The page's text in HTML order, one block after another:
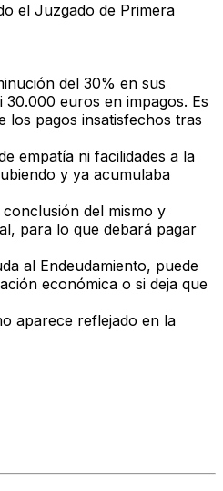
el Juzgado de Primera
del 30% en sus
euros en impagos. Es
los pagos insatisfechos tras
empatía ni facilidades a la
y ya acumulaba
del mismo y
para lo que debará pagar
al Endeudamiento, puede
económica o si deja que
aparece reflejado en la